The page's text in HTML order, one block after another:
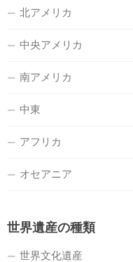
北アメリカ
中央アメリカ
南アメリカ
中東
アフリカ
オセアニア
世界遺産の種類
世界文化遺産